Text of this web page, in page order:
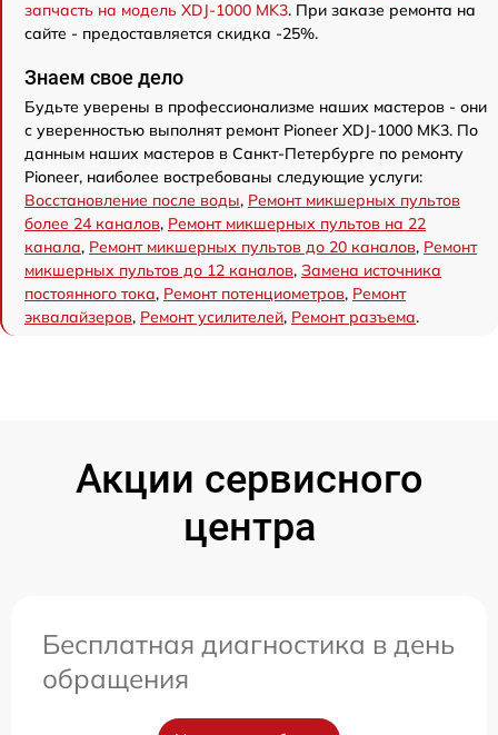
запчасть на модель XDJ-1000 MK3. При заказе ремонта на
сайте - предоставляется скидка -25%.
Знаем свое дело
Будьте уверены в профессионализме наших мастеров - они
с уверенностью выполнят ремонт Pioneer XDJ-1000 MK3. По
данным наших мастеров в Санкт-Петербурге по ремонту
Pioneer, наиболее востребованы следующие услуги:
Восстановление после воды, Ремонт микшерных пультов
более 24 каналов, Ремонт микшерных пультов на 22
канала, Ремонт микшерных пультов до 20 каналов, Ремонт
микшерных пультов до 12 каналов, Замена источника
постоянного тока, Ремонт потенциометров, Ремонт
эквалайзеров, Ремонт усилителей, Ремонт разъема.
Акции сервисного
центра
Бесплатная диагностика в день
обращения